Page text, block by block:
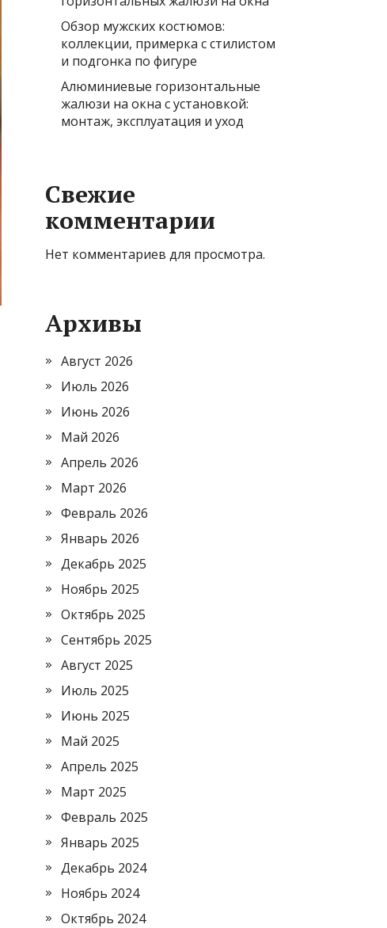
Обзор мужских костюмов:
коллекции, примерка с стилистом
и подгонка по фигуре
Алюминиевые горизонтальные
жалюзи на окна с установкой:
монтаж, эксплуатация и уход
Свежие
комментарии
Нет комментариев для просмотра.
Архивы
Август 2026
Июль 2026
Июнь 2026
Май 2026
Апрель 2026
Март 2026
Февраль 2026
Январь 2026
Декабрь 2025
Ноябрь 2025
Октябрь 2025
Сентябрь 2025
Август 2025
Июль 2025
Июнь 2025
Май 2025
Апрель 2025
Март 2025
Февраль 2025
Январь 2025
Декабрь 2024
Ноябрь 2024
Октябрь 2024